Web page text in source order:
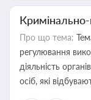
Про що тема:
регулювання
діяльність
осіб, які